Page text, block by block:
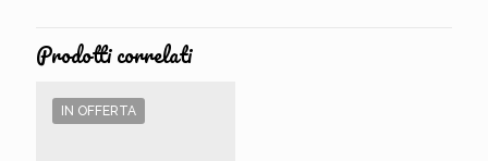
Prodotti correlati
IN OFFERTA